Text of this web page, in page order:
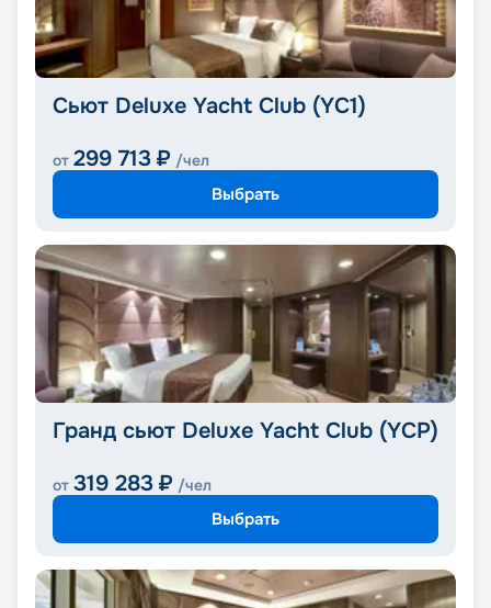
Сьют Deluxe Yacht Club (YC1)
от 299 713 ₽ /чел
Выбрать
Гранд сьют Deluxe Yacht Club (YCP)
от 319 283 ₽ /чел
Выбрать